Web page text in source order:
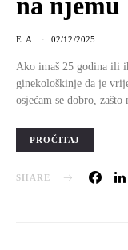
E. A. 02/12/2025
Ako imaš 25 godina ili
ginekološkinje da je
osjećam se dobro, zašto
PROČITAJ
SHARE